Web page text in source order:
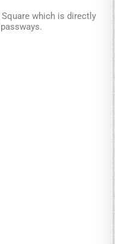
which is directly